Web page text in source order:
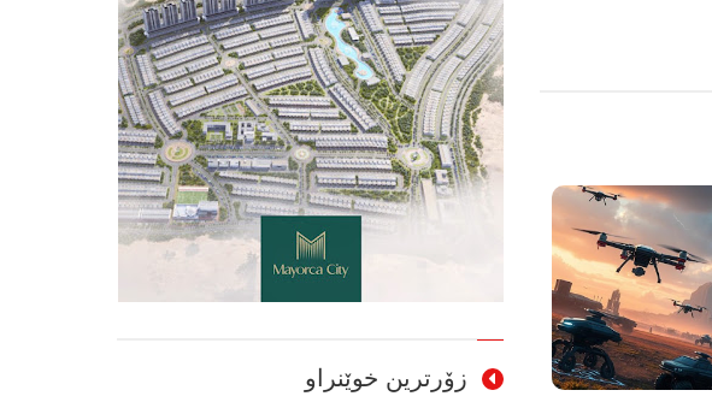
زۆرترین خوێنراو